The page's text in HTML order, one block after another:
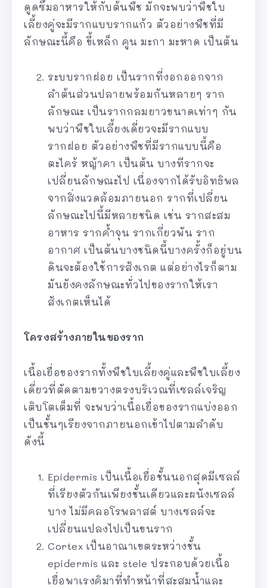
ดูดซึมอาหารให้กับต้นพืช มักจะพบว่าพืชใบ
เลี้ยงคู่จะมีรากแบบรากแก้ว ตัวอย่างพืชที่มี
ลักษณะนี้คือ ขี้เหล็ก คูน มะกา มะหาด เป็นต้น
ระบบรากฝอย เป็นรากที่งอกออกจาก
ลำต้นส่วนปลายพร้อมกันหลายๆ ราก
ลักษณะ เป็นรากกลมยาวขนาดเท่าๆ กัน
พบว่าพืชใบเลี้ยงเดี่ยวจะมีรากแบบ
รากฝอย ตัวอย่างพืชที่มีรากแบบนี้คือ
ตะไคร้ หญ้าคา เป็นต้น บางทีรากจะ
เปลี่ยนลักษณะไป เนื่องจากได้รับอิทธิพล
จากสิ่งแวดล้อมภายนอก รากที่เปลี่ยน
ลักษณะไปนี้มีหลายชนิด เช่น รากสะสม
อาหาร รากค้ำจุน รากเกี่ยวพัน ราก
อากาศ เป็นต้นบางชนิดนี้บางครั้งก็อยู่บน
ดินจะต้องใช้การสังเกต แต่อย่างไรก็ตาม
มันยังคงลักษณะทั่วไปของรากให้เรา
สังเกตเห็นได้
โครงสร้างภายในของราก
เนื้อเยื่อของรากทั้งพืชใบเลี้ยงคู่และพืชใบเลี้ยง
เดี่ยวที่ตัดตามขวางตรงบริเวณที่เซลล์เจริญ
เติบโตเต็มที่ จะพบว่าเนื้อเยื่อของรากแบ่งออก
เป็นชั้นๆเรียงจากภายนอกเข้าไปตามลำดับ
ดังนี้
Epidermis เป็นเนื้อเยื่อชั้นนอกสุดมีเซลล์
ที่เรียงตัวกันเพียงชั้นเดียวและผนังเซลล์
บาง ไม่มีคลอโรพลาสต์ บางเซลล์จะ
เปลี่ยนแปลงไปเป็นขนราก
Cortex เป็นอาณาเขตระหว่างชั้น
epidermis และ stele ประกอบด้วยเนื้อ
เยื่อพาเรงคิมาที่ทำหน้าที่สะสมน้ำและ